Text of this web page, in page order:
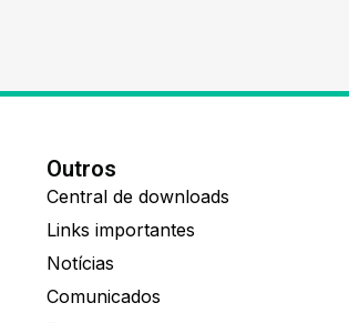
Outros
Central de downloads
Links importantes
Notícias
Comunicados